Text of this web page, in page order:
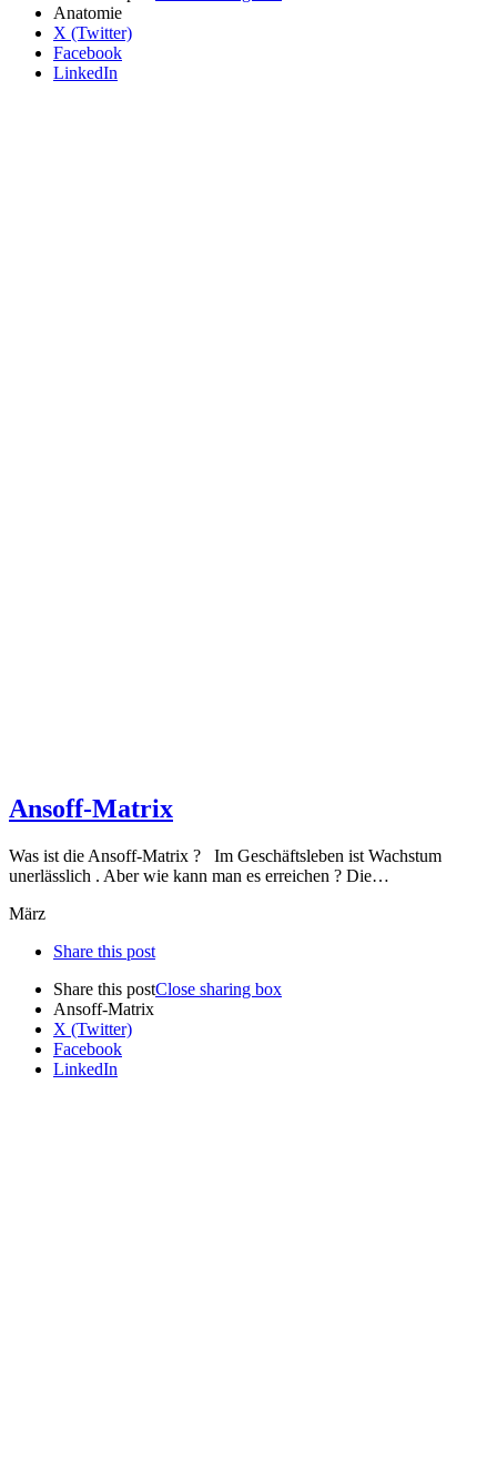
Anatomie
X (Twitter)
Facebook
LinkedIn
Ansoff-Matrix
Was ist die Ansoff-Matrix ? Im Geschäftsleben ist Wachstum
unerlässlich . Aber wie kann man es erreichen ? Die…
März
Share this post
Share this postClose sharing box
Ansoff-Matrix
X (Twitter)
Facebook
LinkedIn